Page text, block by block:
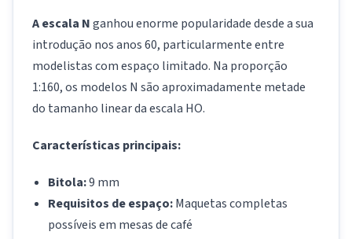
A escala Nganhou enorme popularidade desde a sua
introdução nos anos 60, particularmente entre
modelistas com espaço limitado. Na proporção
1:160, os modelos N são aproximadamente metade
do tamanho linear da escala HO.
Características principais:
Bitola:9 mm
Requisitos de espaço:Maquetas completas
possíveis em mesas de café